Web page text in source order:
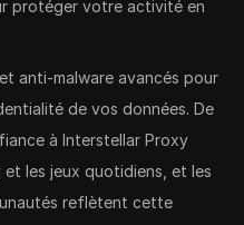
protéger votre activité en
anti-malware avancés pour
de vos données. De
à Interstellar Proxy
les jeux quotidiens, et les
reflètent cette